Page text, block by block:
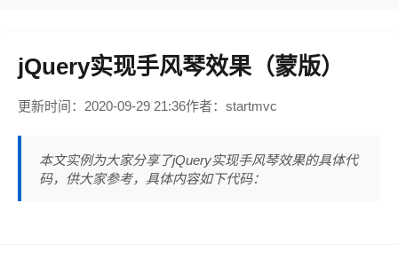
jQuery实现手风琴效果（蒙版）
更新时间：2020-09-29 21:36作者：startmvc
本文实例为大家分享了jQuery实现手风琴效果的具体代
码，供大家参考，具体内容如下代码：